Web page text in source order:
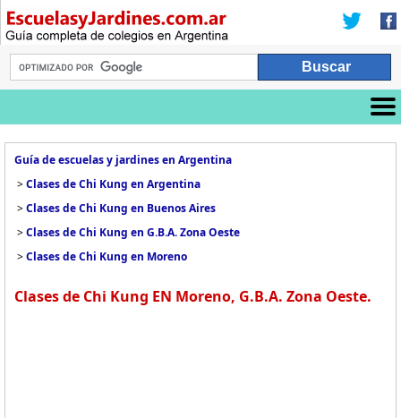
Guía de escuelas y jardines en Argentina
>Clases de Chi Kung en Argentina
>Clases de Chi Kung en Buenos Aires
>Clases de Chi Kung en G.B.A. Zona Oeste
>Clases de Chi Kung en Moreno
Clases de Chi Kung EN Moreno, G.B.A. Zona Oeste.